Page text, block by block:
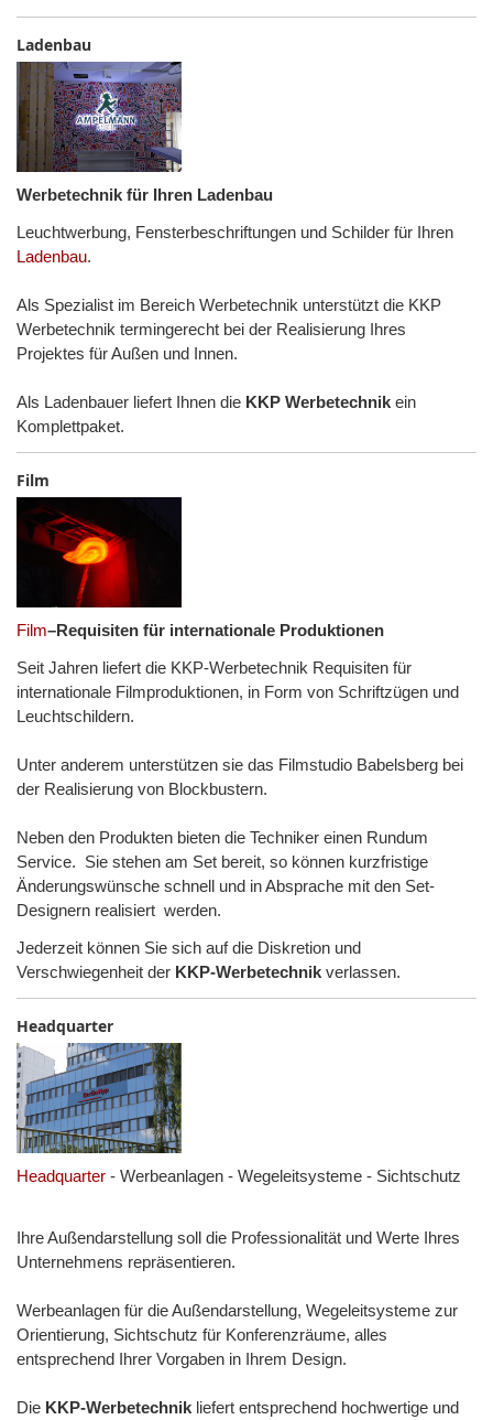
Ladenbau
Werbetechnik für Ihren Ladenbau
Leuchtwerbung, Fensterbeschriftungen und Schilder für Ihren
Ladenbau.
Als Spezialist im Bereich Werbetechnik unterstützt die KKP
Werbetechnik termingerecht bei der Realisierung Ihres
Projektes für Außen und Innen.
Als Ladenbauer liefert Ihnen die KKP Werbetechnik ein
Komplettpaket.
Film
Film–Requisiten für internationale Produktionen
Seit Jahren liefert die KKP-Werbetechnik Requisiten für
internationale Filmproduktionen, in Form von Schriftzügen und
Leuchtschildern.
Unter anderem unterstützen sie das Filmstudio Babelsberg bei
der Realisierung von Blockbustern.
Neben den Produkten bieten die Techniker einen Rundum
Service. Sie stehen am Set bereit, so können kurzfristige
Änderungswünsche schnell und in Absprache mit den Set-
Designern realisiert werden.
Jederzeit können Sie sich auf die Diskretion und
Verschwiegenheit der KKP-Werbetechnik verlassen.
Headquarter
Headquarter - Werbeanlagen - Wegeleitsysteme - Sichtschutz
Ihre Außendarstellung soll die Professionalität und Werte Ihres
Unternehmens repräsentieren.
Werbeanlagen für die Außendarstellung, Wegeleitsysteme zur
Orientierung, Sichtschutz für Konferenzräume, alles
entsprechend Ihrer Vorgaben in Ihrem Design.
Die KKP-Werbetechnik liefert entsprechend hochwertige und